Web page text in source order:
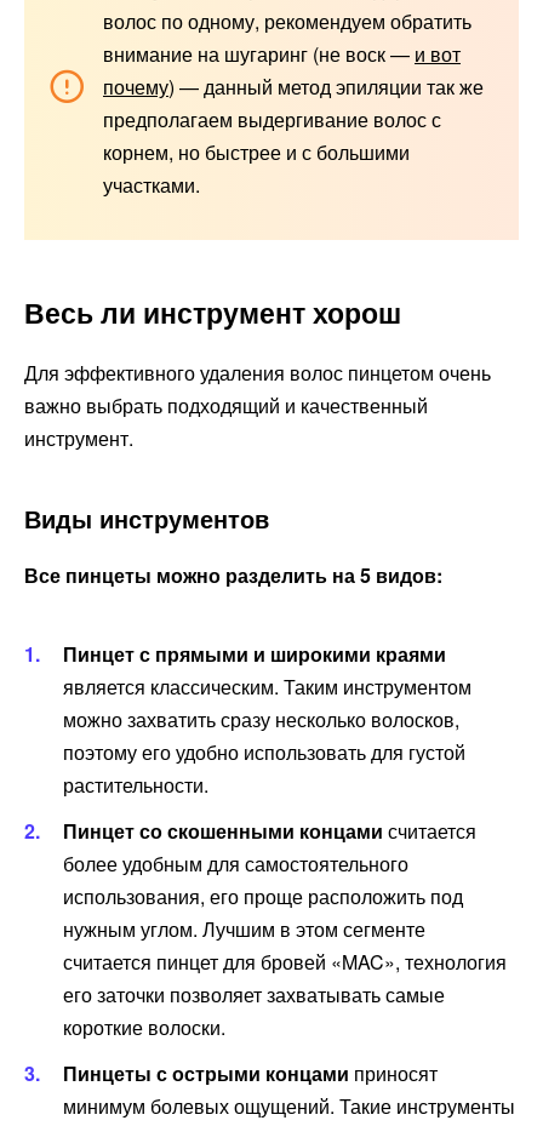
волос по одному, рекомендуем обратить
внимание на шугаринг (не воск — и вот
почему) — данный метод эпиляции так же
предполагаем выдергивание волос с
корнем, но быстрее и с большими
участками.
Весь ли инструмент хорош
Для эффективного удаления волос пинцетом очень
важно выбрать подходящий и качественный
инструмент.
Виды инструментов
Все пинцеты можно разделить на 5 видов:
Пинцет с прямыми и широкими краями
является классическим. Таким инструментом
можно захватить сразу несколько волосков,
поэтому его удобно использовать для густой
растительности.
Пинцет со скошенными концами считается
более удобным для самостоятельного
использования, его проще расположить под
нужным углом. Лучшим в этом сегменте
считается пинцет для бровей «MAC», технология
его заточки позволяет захватывать самые
короткие волоски.
Пинцеты с острыми концами приносят
минимум болевых ощущений. Такие инструменты